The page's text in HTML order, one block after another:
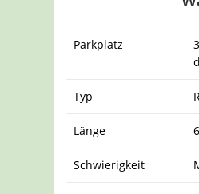
Parkplatz
Typ
Länge
Schwierigkeit